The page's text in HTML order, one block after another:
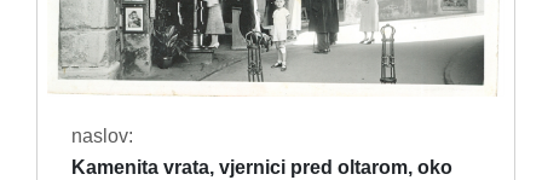
naslov:
Kamenita vrata, vjernici pred oltarom, oko